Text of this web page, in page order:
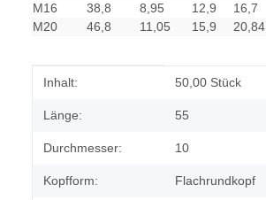
M16
38,8 8,95 12,9 16,7
M20
46,8 11,05 15,9 20,84
Produkteigenschaft
Wert
Inhalt: 50,00 Stück
Länge: 55
Durchmesser: 10
Kopfform: Flachrundkopf